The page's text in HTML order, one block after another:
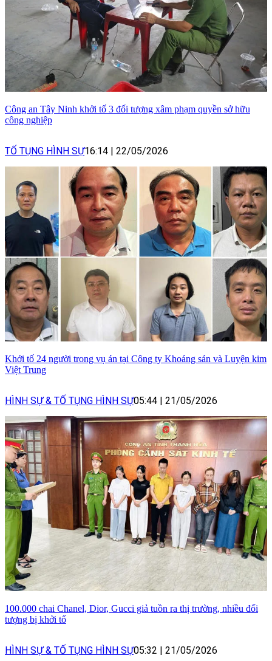
Công an Tây Ninh khởi tố 3 đối tượng xâm phạm quyền sở hữu
công nghiệp
TỐ TỤNG HÌNH SỰ16:14 22/05/2026
Khởi tố 24 người trong vụ án tại Công ty Khoáng sản và Luyện kim
Việt Trung
HÌNH SỰ & TỐ TỤNG HÌNH SỰ05:44 21/05/2026
100.000 chai Chanel, Dior, Gucci giả tuồn ra thị trường, nhiều đối
tượng bị khởi tố
HÌNH SỰ & TỐ TỤNG HÌNH SỰ05:32 21/05/2026